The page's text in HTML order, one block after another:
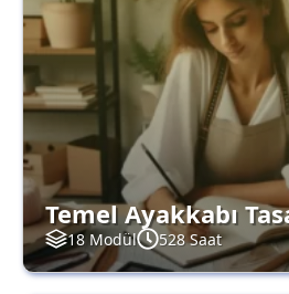
Temel Ayakkabı
18 Modül 528 Saat